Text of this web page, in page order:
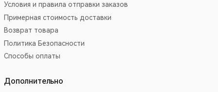
Условия и правила отправки заказов
Примерная стоимость доставки
Возврат товара
Политика Безопасности
Способы оплаты
Дополнительно